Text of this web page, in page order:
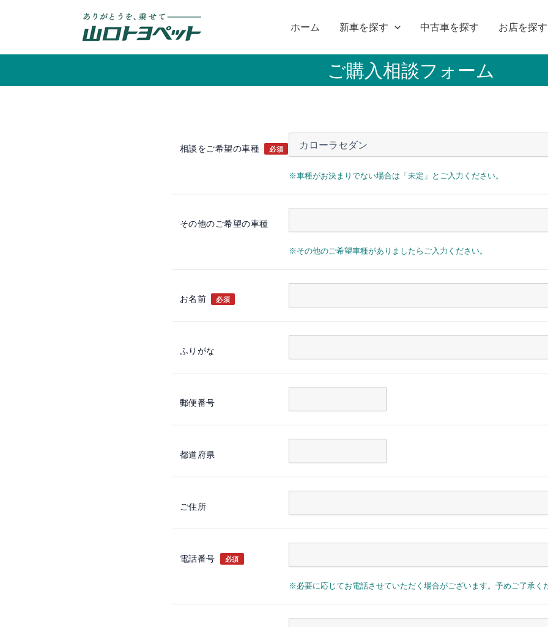
ス
ッ
ホーム 新車を探す 中古車を探す お店を探す
ご購入相談フォーム
相談をご希望の車種 必須
※車種がお決まりでない場合は「未定」とご入力ください。
その他のご希望の車種
※その他のご希望車種がありましたらご入力ください。
お名前 必須
ふりがな
郵便番号
都道府県
ご住所
電話番号 必須
※必要に応じてお電話させていただく場合がございます。予めご了承く